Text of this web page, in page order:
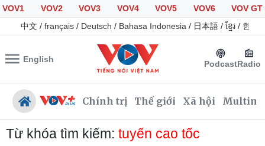
VOV1 VOV2 VOV3 VOV4 VOV5 VOV6
VOV GT
中文 / français / Deutsch / Bahasa Indonesia / 日本語 / ខ្មែរ / 한국
English PodcastRadio
Chính trị Thế giới Xã hội
Từ khóa tìm kiếm: tuyến cao tốc